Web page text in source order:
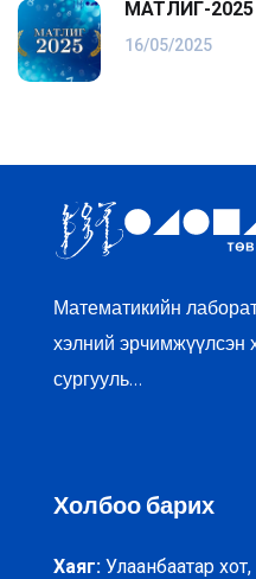
МАТЛИГ-2025
16/05/2025
Математикийн
хэлний эрчимжүүлсэн
сургууль…
Холбоо барих
Хаяг: Улаанбаатар